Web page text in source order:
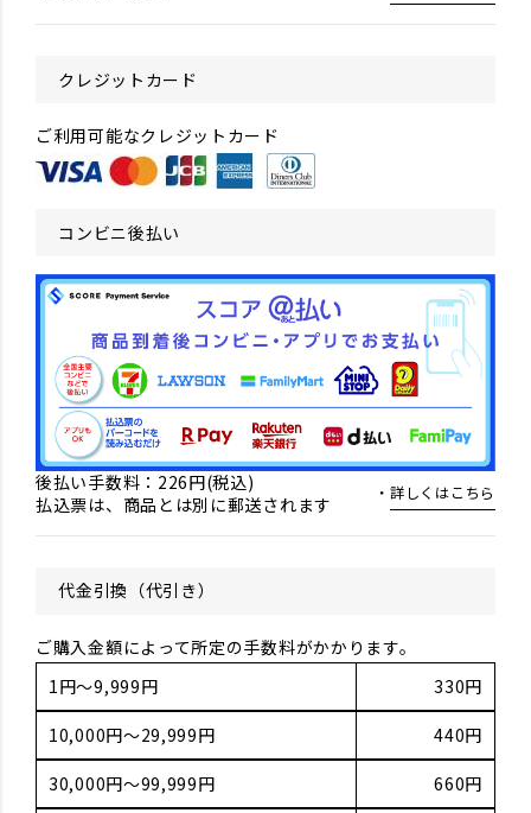
クレジットカード
ご利用可能なクレジットカード
コンビニ後払い
後払い手数料：226円(税込)
払込票は、商品とは別に郵送されます
詳しくはこちら
代金引換（代引き）
ご購入金額によって所定の手数料がかかります。
1円～9,999円
330円
10,000円～29,999円 440円
30,000円～99,999円 660円